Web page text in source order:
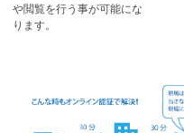
や閲覧を行う事が可能にな
ります。